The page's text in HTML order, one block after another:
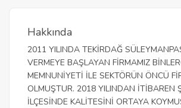
Hakkında
2011 YILINDA TEKİRDAĞ
VERMEYE BAŞLAYAN FİRMAMIZ
MEMNUNİYETİ İLE SEKTÖRÜN ÖNCÜ
OLMUŞTUR. 2018 YILINDAN İTİBAREN
İLÇESİNDE KALİTESİNİ ORTAYA